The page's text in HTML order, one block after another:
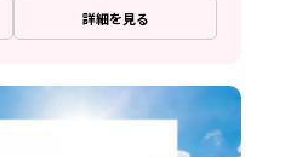
詳細を見る